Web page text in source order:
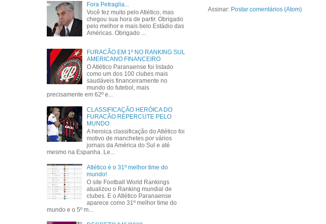
Assinar: Postar comentários (Atom)
Fora Petraglia...
Você fez muito pelo Atlético, mas
chegou sua hora de partir. Obrigado
pelo melhor e mais belo Estádio das
Américas. Obrigado ...
FURACÃO EM 1º NO RANKING SUL
AMERICANO FINANCEIRO
O Atlético Paranaense foi listado
como um dos 100 clubes mais
saudáveis financeiramente no
mundo do futebol, mais
precisamente em 62º e...
CLASSIFICAÇÃO HERÓICA DO
FURACÃO REPERCUTE PELO
MUNDO
A heroica classificação do Atlético foi
motivo de manchetes por vários
jornais da América do Sul e até
mesmo na Espanha. Le...
Atlético é o 31º melhor time do
mundo!
O site Football World Rankings
atualizou o Ranking mundial de
clubes. E o Atlético Paranaense
aparece como 31º melhor time do
mundo e o 5º m...